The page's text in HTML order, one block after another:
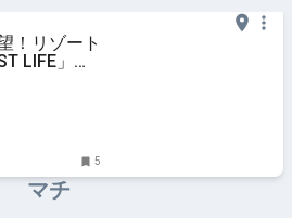
！リゾート
LIFE」で
5
マチ